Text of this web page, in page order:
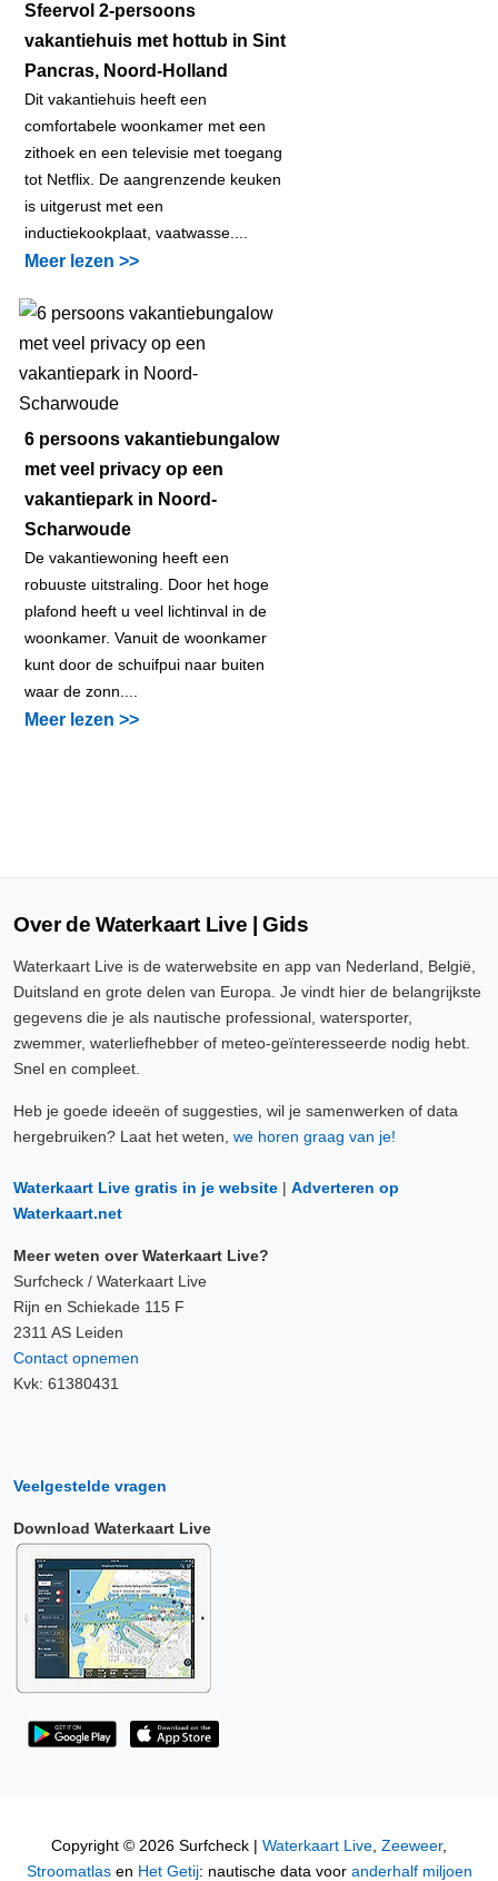
Sfeervol 2-persoons
vakantiehuis met hottub in Sint
Pancras, Noord-Holland
Dit vakantiehuis heeft een
comfortabele woonkamer met een
zithoek en een televisie met toegang
tot Netflix. De aangrenzende keuken
is uitgerust met een
inductiekookplaat, vaatwasse....
Meer lezen >>
6 persoons vakantiebungalow
met veel privacy op een
vakantiepark in Noord-
Scharwoude
De vakantiewoning heeft een
robuuste uitstraling. Door het hoge
plafond heeft u veel lichtinval in de
woonkamer. Vanuit de woonkamer
kunt door de schuifpui naar buiten
waar de zonn....
Meer lezen >>
Over de Waterkaart Live | Gids
Waterkaart Live is de waterwebsite en app van Nederland, België,
Duitsland en grote delen van Europa. Je vindt hier de belangrijkste
gegevens die je als nautische professional, watersporter,
zwemmer, waterliefhebber of meteo-geïnteresseerde nodig hebt.
Snel en compleet.
Heb je goede ideeën of suggesties, wil je samenwerken of data
hergebruiken? Laat het weten, we horen graag van je!
Waterkaart Live gratis in je website | Adverteren op
Waterkaart.net
Meer weten over Waterkaart Live?
Surfcheck / Waterkaart Live
Rijn en Schiekade 115 F
2311 AS Leiden
Contact opnemen
Kvk: 61380431
Veelgestelde vragen
Download Waterkaart Live
Copyright © 2026 Surfcheck | Waterkaart Live, Zeeweer,
Stroomatlasen Het Getij: nautische data voor anderhalf miljoen